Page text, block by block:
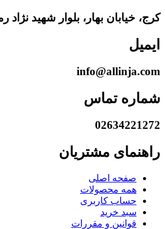
کرج، خیابان بهار، بلوار شهید نژاد
ایمیل
info@allinja.com
شماره تماس
02634221272
راهنمای مشتریان
صفحه اصلی
همه محصولات
حساب کاربری
سبد خرید
قوانین و مقررات